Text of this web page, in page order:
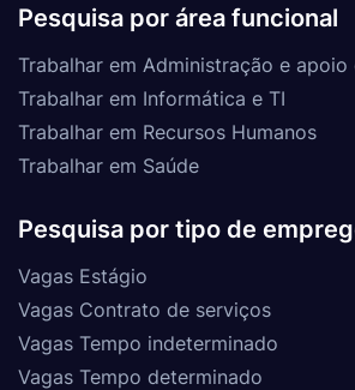
Pesquisa por área funcional
Trabalhar em Administração e
Trabalhar em Informática e TI
Trabalhar em Recursos Humanos
Trabalhar em Saúde
Pesquisa por tipo de
Vagas Estágio
Vagas Contrato de serviços
Vagas Tempo indeterminado
Vagas Tempo determinado